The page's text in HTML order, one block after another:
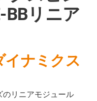
BBリニア
イナミクス
のリニアモジュール